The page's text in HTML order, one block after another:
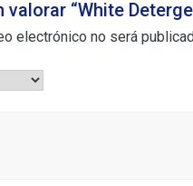
valorar “White
electrónico no será